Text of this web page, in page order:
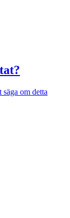
om detta